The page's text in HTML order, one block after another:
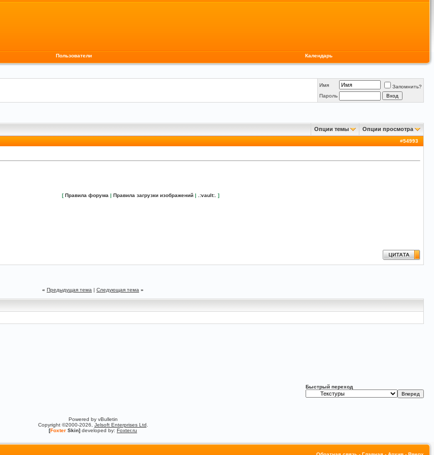
Пользователи Календарь
Имя
Запомнить?
Пароль
Опции темы Опции просмотра
#54993
[Правила форума | Правила загрузки изображений | .:vault:. ]
« Предыдущая тема | Следующая тема »
Быстрый переход
Powered by vBulletin
Copyright ©2000-2026, Jelsoft Enterprises Ltd
[Foxter Skin] developed by: Foxter.ru